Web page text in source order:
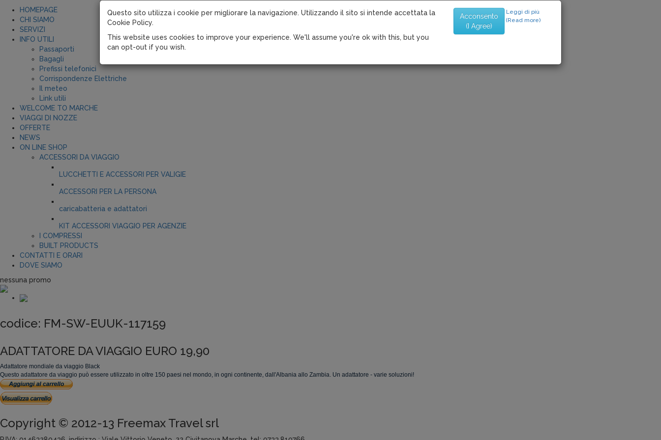
HOMEPAGE
CHI SIAMO
SERVIZI
INFO UTILI
Passaporti
Bagagli
Prefissi telefonici
Corrispondenze Elettriche
Il meteo
Link utili
WELCOME TO MARCHE
VIAGGI DI NOZZE
OFFERTE
NEWS
ON LINE SHOP
ACCESSORI DA VIAGGIO
LUCCHETTI E ACCESSORI PER VALIGIE
ACCESSORI PER LA PERSONA
caricabatteria e adattatori
KIT ACCESSORI VIAGGIO PER AGENZIE
I COMPRESSI
BUILT PRODUCTS
CONTATTI E ORARI
DOVE SIAMO
nessuna promo
codice: FM-SW-EUUK-117159
ADATTATORE DA VIAGGIO EURO 19,90
Adattatore mondiale da viaggio Black
Questo adattatore da viaggio può essere utilizzato in oltre 150 paesi nel mondo, in ogni continente, dall'Albania allo Zambia. Un adattatore - varie soluzioni!
Copyright © 2012-13 Freemax Travel srl
Questo sito utilizza i cookie per migliorare la navigazione. Utilizzando il sito si intende accettata la
Cookie Policy.
This website uses cookies to improve your experience. We'll assume you're ok with this, but you
can opt-out if you wish.
Acconsento
(I Agree)
Leggi di più
(Read more)